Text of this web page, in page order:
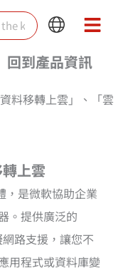
Main
Menu
Main
回到產品資訊
料移轉上雲」、「雲
上雲
，是微軟協助企業
。提供廣泛的
路支援，讓您不
用程式或資料庫變